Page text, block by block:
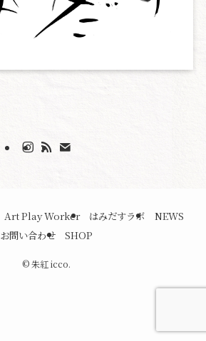
Art Play Worker はみだすラボ
NEWS
お問い合わせ
SHOP
©朱紅 icco.